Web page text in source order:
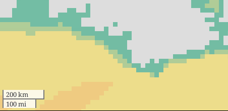
200 km
100 mi